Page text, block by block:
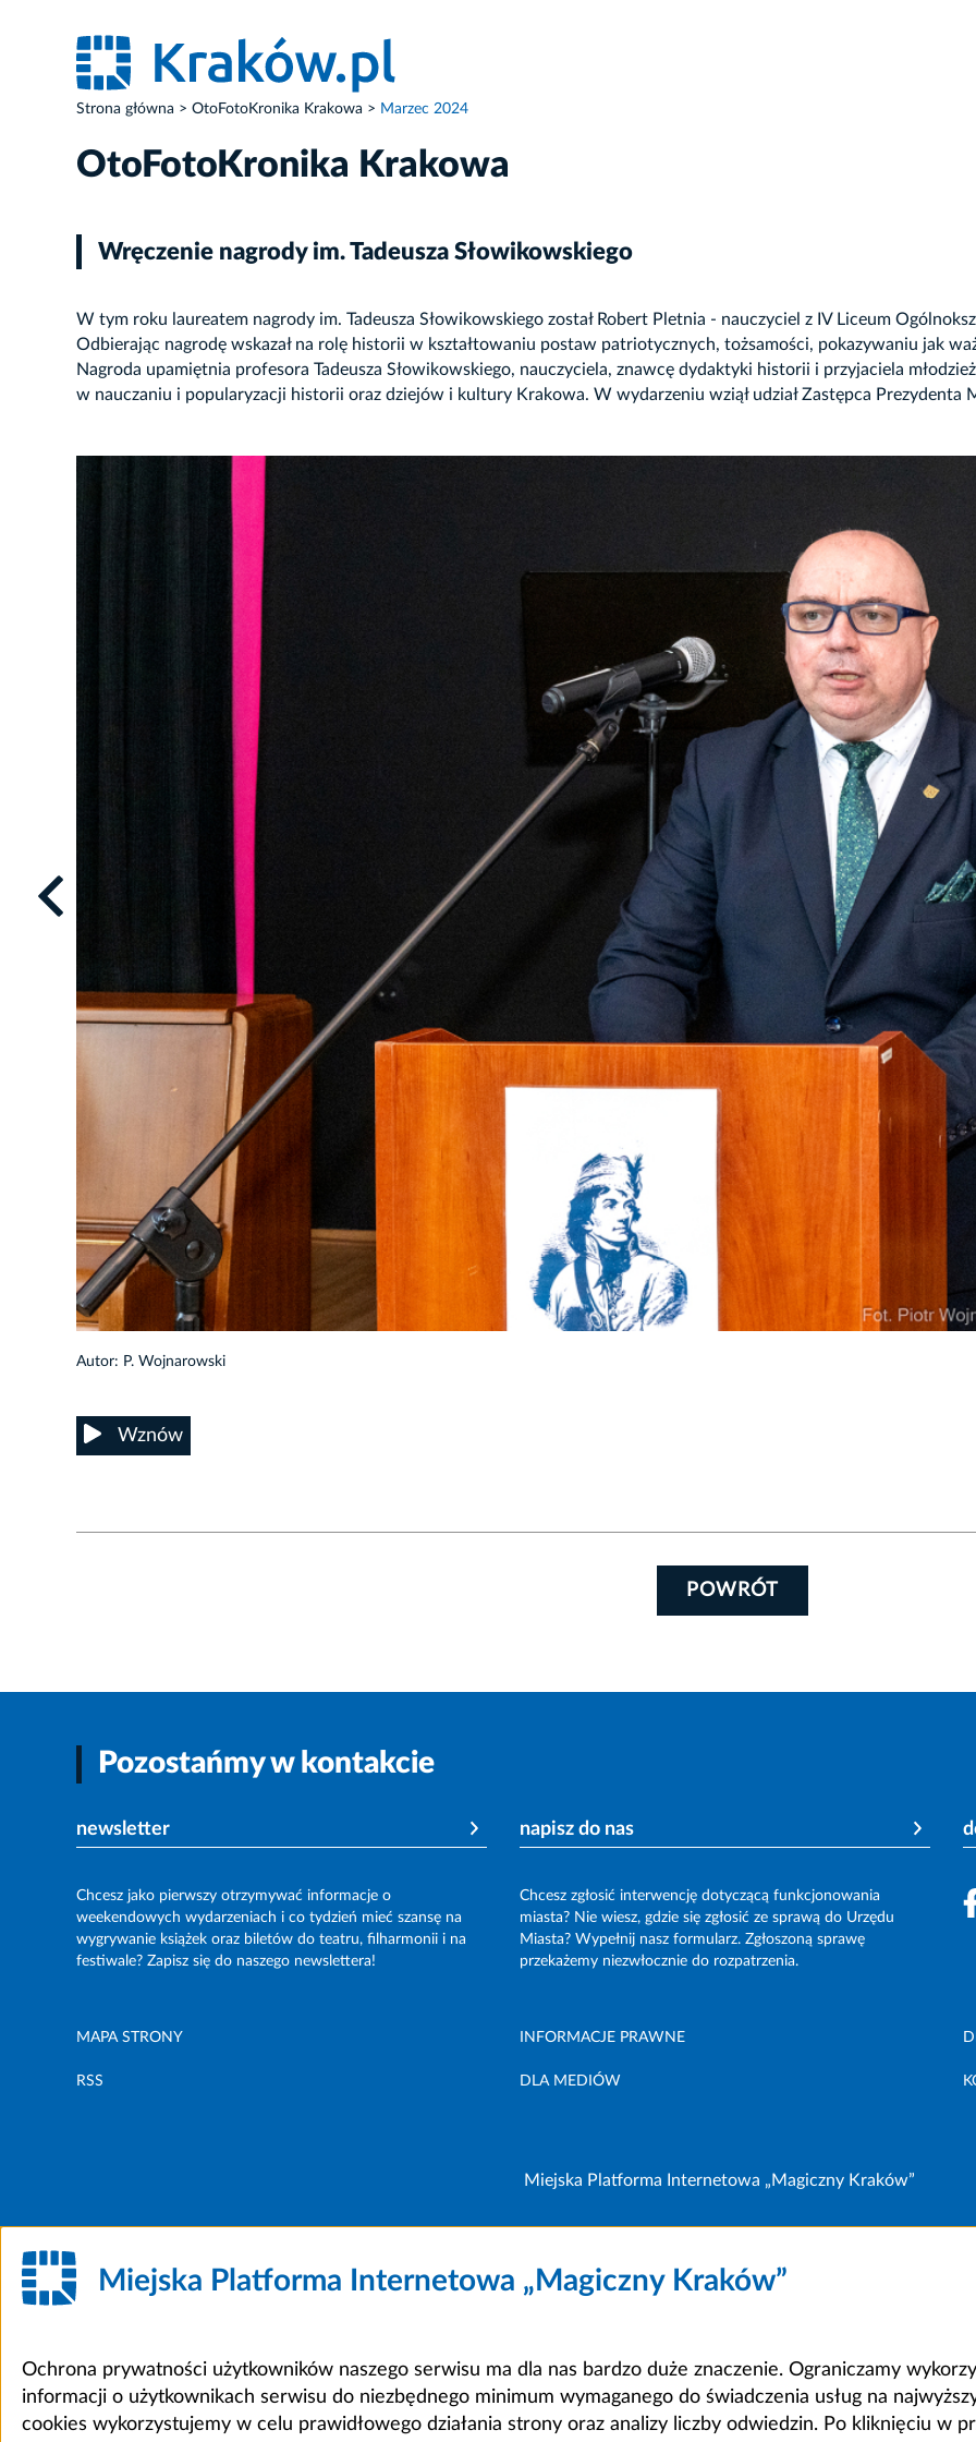
Strona główna OtoFotoKronika Krakowa Marzec 2024
OtoFotoKronika Krakowa
Wręczenie nagrody im. Tadeusza Słowikowskiego
W tym roku laureatem nagrody im. Tadeusza Słowikowskiego został Robert Pletnia - nauczyciel z IV Liceum
Odbierając nagrodę wskazał na rolę historii w kształtowaniu postaw patriotycznych, tożsamości, pokazywaniu jak
Nagroda upamiętnia profesora Tadeusza Słowikowskiego, nauczyciela, znawcę dydaktyki historii i przyjaciela
w nauczaniu i popularyzacji historii oraz dziejów i kultury Krakowa. W wydarzeniu wziął udział Zastępca Prezydenta
Autor: P. Wojnarowski
Wznów
POWRÓT
Pozostańmy w kontakcie
newsletter
Chcesz jako pierwszy otrzymywać informacje o
weekendowych wydarzeniach i co tydzień mieć szansę na
wygrywanie książek oraz biletów do teatru, filharmonii i na
festiwale? Zapisz się do naszego newslettera!
napisz do nas
Chcesz zgłosić interwencję dotyczącą funkcjonowania
miasta? Nie wiesz, gdzie się zgłosić ze sprawą do Urzędu
Miasta? Wypełnij nasz formularz. Zgłoszoną sprawę
przekażemy niezwłocznie do rozpatrzenia.
MAPA STRONY INFORMACJE PRAWNE
RSS DLA MEDIÓW
Miejska Platforma Internetowa „Magiczny Kraków”
Miejska Platforma Internetowa „Magiczny Kraków”
Ochrona prywatności użytkowników naszego serwisu ma dla nas bardzo duże znaczenie. Ograniczamy
informacji o użytkownikach serwisu do niezbędnego minimum wymaganego do świadczenia usług na
cookies wykorzystujemy w celu prawidłowego działania strony oraz analizy liczby odwiedzin. Po kliknięciu w